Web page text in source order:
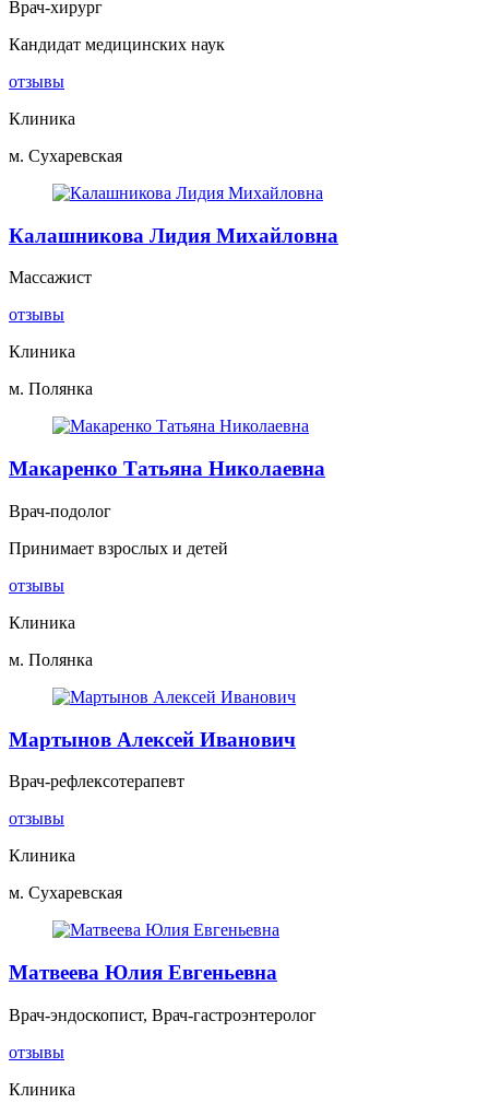
Врач-хирург
Кандидат медицинских наук
отзывы
Клиника
м. Сухаревская
Калашникова Лидия Михайловна
Массажист
отзывы
Клиника
м. Полянка
Макаренко Татьяна Николаевна
Врач-подолог
Принимает взрослых и детей
отзывы
Клиника
м. Полянка
Мартынов Алексей Иванович
Врач-рефлексотерапевт
отзывы
Клиника
м. Сухаревская
Матвеева Юлия Евгеньевна
Врач-эндоскопист, Врач-гастроэнтеролог
отзывы
Клиника